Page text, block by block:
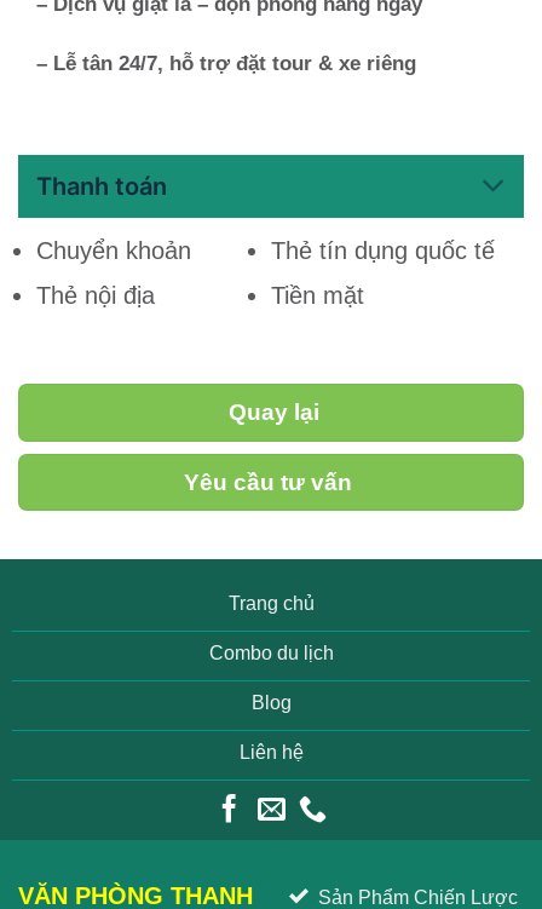
– Lễ tân 24/7, hỗ trợ đặt tour & xe riêng
Thanh toán
Chuyển khoản
Thẻ tín dụng quốc tế
Thẻ nội địa
Tiền mặt
Quay lại
Yêu cầu tư vấn
Trang chủ
Combo du lịch
Blog
Liên hệ
VĂN PHÒNG THANH Sản Phẩm Chiến Lược